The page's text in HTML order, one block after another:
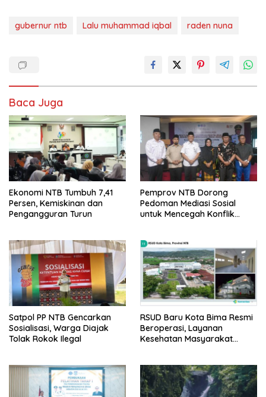
gubernur ntb Lalu muhammad iqbal raden nuna
Baca Juga
Ekonomi NTB Tumbuh 7,41
Persen, Kemiskinan dan
Pengangguran Turun
Pemprov NTB Dorong
Pedoman Mediasi Sosial
untuk Mencegah Konflik
Satpol PP NTB Gencarkan
Sosialisasi, Warga Diajak
Tolak Rokok Ilegal
RSUD Baru Kota Bima Resmi
Beroperasi, Layanan
Kesehatan Masyarakat